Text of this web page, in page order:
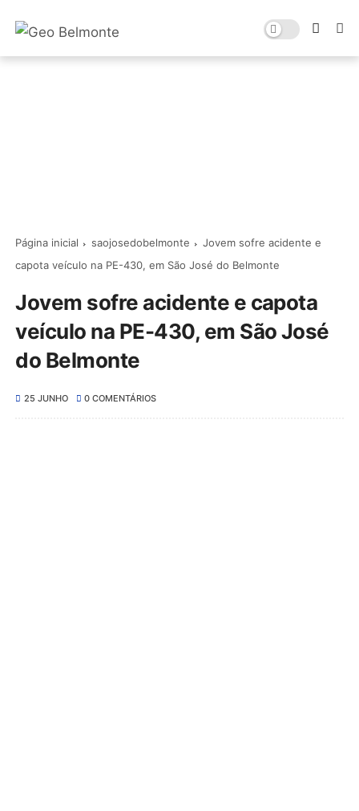
Página inicial saojosedobelmonte
Jovem sofre acidente e
capota veículo na PE-430, em São José do Belmonte
Jovem sofre acidente e capota
veículo na PE-430, em São José
do Belmonte
25 JUNHO 0 COMENTÁRIOS